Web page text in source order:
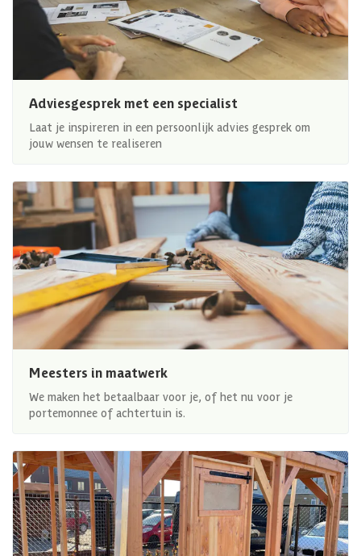
Adviesgesprek met een specialist
Laat je inspireren in een persoonlijk advies gesprek om
jouw wensen te realiseren
Meesters in maatwerk
We maken het betaalbaar voor je, of het nu voor je
portemonnee of achtertuin is.